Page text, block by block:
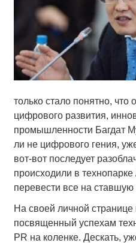
только стало понятно, что
цифрового развития,
промышленности Багдат
ли не цифрового гения,
вот-вот последует
происходили в
перевести все на
На своей личной
посвященный успехам
PR на коленке. Дескать,